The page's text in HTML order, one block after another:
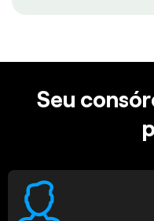
Seu